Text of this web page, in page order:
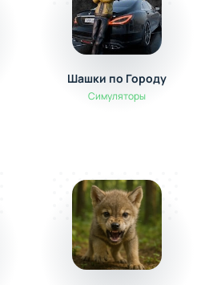
Шашки по Городу
Симуляторы